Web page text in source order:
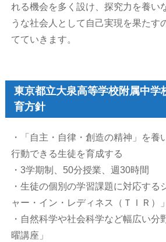
れる機会を多く設け、探究力を養い
うな社会人として自己実現を果たす
てていきます。
東京都立大泉高等学校附属中学
育方針
・「自主・自律・創造の精神」を養
行動できる生徒を育成する
・3学期制、50分授業、週30時間
・生徒の個別の学習課題に対応する
ャー・イン・レディネス（ＴＩＲ）」
・自然科学や社会科学など幅広い分
曜講座」